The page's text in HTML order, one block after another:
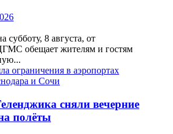
субботу, 8 августа, от
обещает жителям и гостям
сняли вечерние
полёты